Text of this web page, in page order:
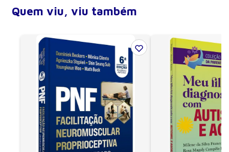
Número de páginas
160
Ano de publicação
2016
Edição
1
Quem viu, viu também